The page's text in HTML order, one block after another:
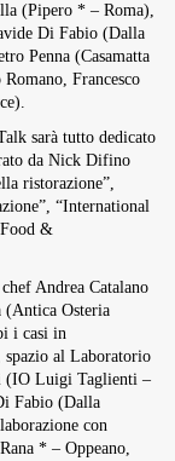
(Pipero * – Roma),
Di Fabio (Dalla
Penna (Casamatta
Francesco
sarà tutto dedicato
da Nick Difino
ristorazione”,
“International
&
Andrea Catalano
(Antica Osteria
i casi in
spazio al Laboratorio
(IO Luigi Taglienti –
Fabio (Dalla
con
* – Oppeano,